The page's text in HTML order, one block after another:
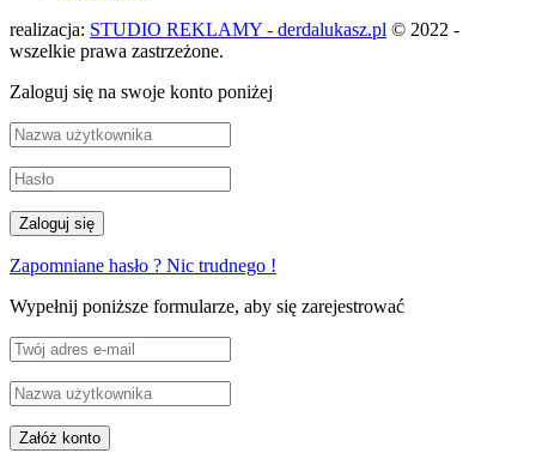
realizacja: STUDIO REKLAMY - derdalukasz.pl © 2022 -
wszelkie prawa zastrzeżone.
Zaloguj się na swoje konto poniżej
Zapomniane hasło ? Nic trudnego !
Wypełnij poniższe formularze, aby się zarejestrować